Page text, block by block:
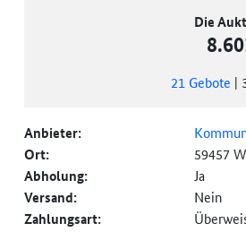
blättern
Die
21 Gebote |
Anbieter:
Ort: 59457
Abholung: Ja
Versand: Nein
Zahlungsart: